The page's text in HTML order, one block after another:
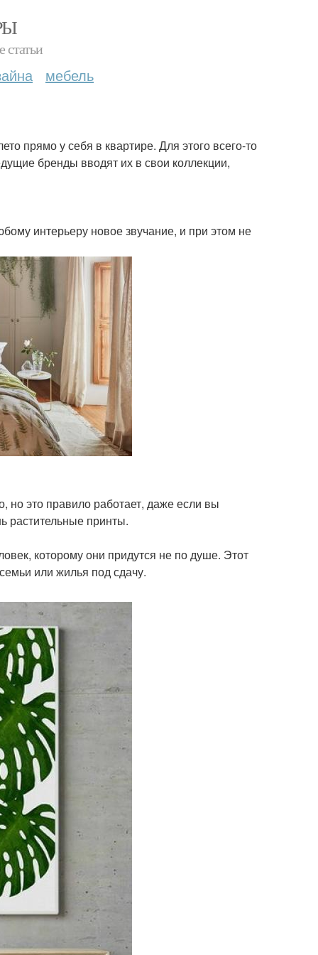
статьи
мебель
прямо у себя в квартире. Для этого всего-то
бренды вводят их в свои коллекции,
интерьеру новое звучание, и при этом не
но это правило работает, даже если вы
растительные принты.
которому они придутся не по душе. Этот
или жилья под сдачу.